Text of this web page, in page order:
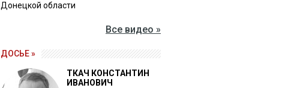
Донецкой области
Все видео »
ДОСЬЕ »
ТКАЧ КОНСТАНТИН
ИВАНОВИЧ